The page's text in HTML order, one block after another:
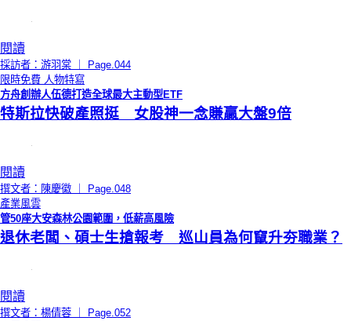
閱讀
採訪者：游羽棠 ｜ Page.044
限時免費 人物特寫
方舟創辦人伍德打造全球最大主動型ETF
特斯拉快破產照挺 女股神一念賺贏大盤9倍
閱讀
撰文者：陳慶徽 ｜ Page.048
產業風雲
管50座大安森林公園範圍，低薪高風險
退休老闆、碩士生搶報考 巡山員為何竄升夯職業？
閱讀
撰文者：楊倩蓉 ｜ Page.052